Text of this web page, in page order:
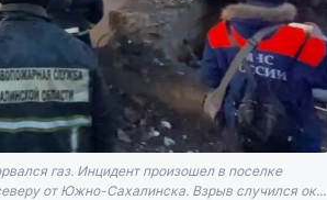
газ. Инцидент произошел в поселке
от Южно-Сахалинска. Взрыв случился ок...